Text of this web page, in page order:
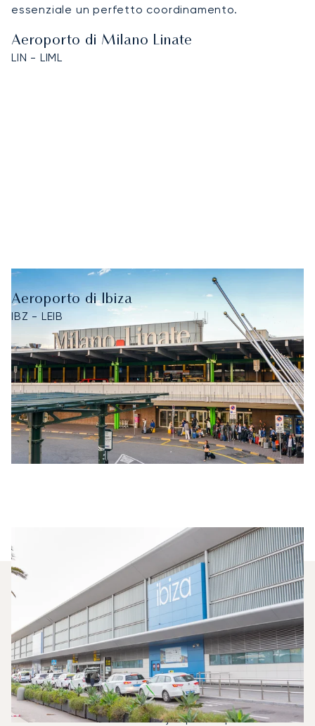
essenziale un perfetto coordinamento.
Aeroporto di Milano Linate
LIN - LIML
Aeroporto di Ibiza
IBZ - LEIB
Quali Jet Privati Vengono
Noleggiati Più
Frequentemente Tra Milano E
Ibiza?
Nel 2025, il Phenom 100, il Beechjet 400A e il
Falcon 2000LX sono stati i jet privati più utilizzati